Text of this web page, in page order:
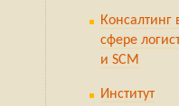
Консалтинг
сфере
и SCM
Институт